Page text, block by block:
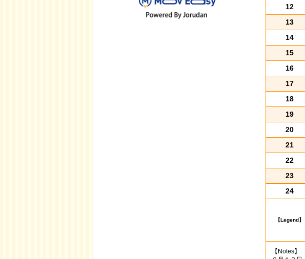
12
13
14
15
16
17
18
19
20
21
22
23
24
【Legend】
【Notes】